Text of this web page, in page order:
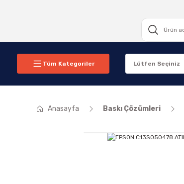
Tüm Kategoriler
Anasayfa Baskı Çözümleri